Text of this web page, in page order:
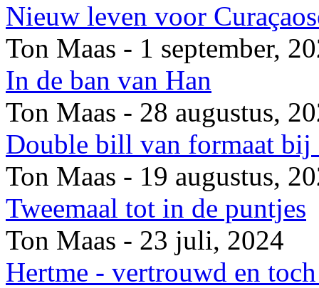
Nieuw leven voor
Ton Maas - 1 september,
In de ban van Han
Ton Maas - 28 augustus,
Double bill van formaat bij
Ton Maas - 19 augustus,
Tweemaal tot in de puntjes
Ton Maas - 23 juli, 2024
Hertme - vertrouwd en